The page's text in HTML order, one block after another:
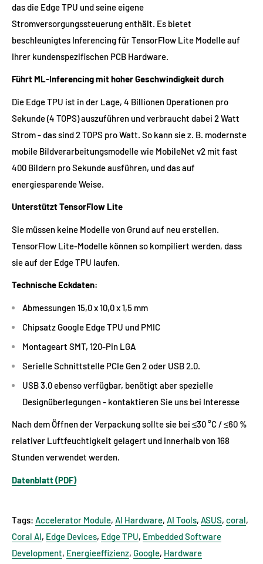
das die Edge TPU und seine eigene
Stromversorgungssteuerung enthält. Es bietet
beschleunigtes Inferencing für TensorFlow Lite Modelle auf
Ihrer kundenspezifischen PCB Hardware.
Führt ML-Inferencing mit hoher Geschwindigkeit durch
Die Edge TPU ist in der Lage, 4 Billionen Operationen pro
Sekunde (4 TOPS) auszuführen und verbraucht dabei 2 Watt
Strom - das sind 2 TOPS pro Watt. So kann sie z. B. modernste
mobile Bildverarbeitungsmodelle wie MobileNet v2 mit fast
400 Bildern pro Sekunde ausführen, und das auf
energiesparende Weise.
Unterstützt TensorFlow Lite
Sie müssen keine Modelle von Grund auf neu erstellen.
TensorFlow Lite-Modelle können so kompiliert werden, dass
sie auf der Edge TPU laufen.
Technische Eckdaten:
Abmessungen 15,0 x 10,0 x 1,5 mm
Chipsatz Google Edge TPU und PMIC
Montageart SMT, 120-Pin LGA
Serielle Schnittstelle PCIe Gen 2 oder USB 2.0.
USB 3.0 ebenso verfügbar, benötigt aber spezielle
Designüberlegungen - kontaktieren Sie uns bei Interesse
Nach dem Öffnen der Verpackung sollte sie bei ≤30 °C / ≤60 %
relativer Luftfeuchtigkeit gelagert und innerhalb von 168
Stunden verwendet werden.
Datenblatt (PDF)
Tags: Accelerator Module, AI Hardware, AI Tools, ASUS, coral,
Coral AI, Edge Devices, Edge TPU, Embedded Software
Development, Energieeffizienz, Google, Hardware